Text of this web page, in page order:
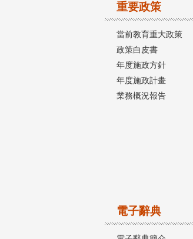
重要政策
當前教育重大政策
政策白皮書
年度施政方針
年度施政計畫
業務概況報告
電子辭典